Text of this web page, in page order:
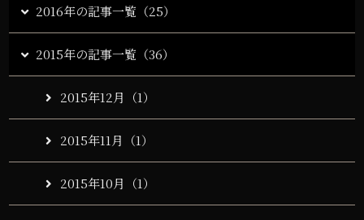
2016年の記事一覧（25）
2015年の記事一覧（36）
2015年12月（1）
2015年11月（1）
2015年10月（1）